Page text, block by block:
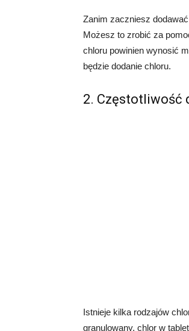
Zanim zaczniesz
Możesz to zrobić za
chloru powinien wynosić
będzie dodanie chloru.
2. Częstotliwość
Istnieje kilka rodzajów
granulowany, chlor w